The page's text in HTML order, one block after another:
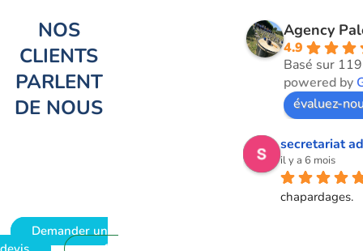
NOS
CLIENTS
PARLENT
DE NOUS
Demander un
Agency
4.9
Basé sur
powered by
évaluez-
secretariat
il y a 6 mois
chapardages.